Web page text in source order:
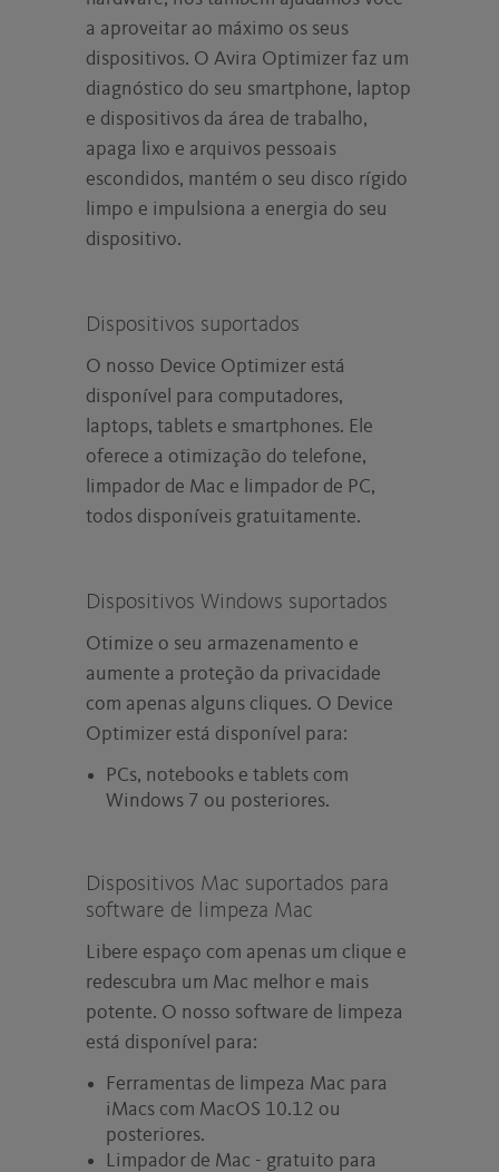
a aproveitar ao máximo os seus
dispositivos. O Avira Optimizer faz um
diagnóstico do seu smartphone, laptop
e dispositivos da área de trabalho,
apaga lixo e arquivos pessoais
escondidos, mantém o seu disco rígido
limpo e impulsiona a energia do seu
dispositivo.
Dispositivos suportados
O nosso Device Optimizer está
disponível para computadores,
laptops, tablets e smartphones. Ele
oferece a otimização do telefone,
limpador de Mac e limpador de PC,
todos disponíveis gratuitamente.
Dispositivos Windows suportados
Otimize o seu armazenamento e
aumente a proteção da privacidade
com apenas alguns cliques. O Device
Optimizer está disponível para:
PCs, notebooks e tablets com
Windows 7 ou posteriores.
Dispositivos Mac suportados para
software de limpeza Mac
Libere espaço com apenas um clique e
redescubra um Mac melhor e mais
potente. O nosso software de limpeza
está disponível para:
Ferramentas de limpeza Mac para
iMacs com MacOS 10.12 ou
posteriores.
Limpador de Mac - gratuito para